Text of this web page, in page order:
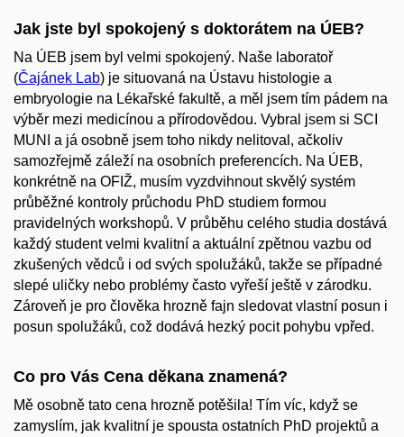
Jak jste byl spokojený s doktorátem na ÚEB?
Na ÚEB jsem byl velmi spokojený. Naše laboratoř
(Čajánek Lab) je situovaná na Ústavu histologie a
embryologie na Lékařské fakultě, a měl jsem tím pádem na
výběr mezi medicínou a přírodovědou. Vybral jsem si SCI
MUNI a já osobně jsem toho nikdy nelitoval, ačkoliv
samozřejmě záleží na osobních preferencích. Na ÚEB,
konkrétně na OFIŽ, musím vyzdvihnout skvělý systém
průběžné kontroly průchodu PhD studiem formou
pravidelných workshopů. V průběhu celého studia dostává
každý student velmi kvalitní a aktuální zpětnou vazbu od
zkušených vědců i od svých spolužáků, takže se případné
slepé uličky nebo problémy často vyřeší ještě v zárodku.
Zároveň je pro člověka hrozně fajn sledovat vlastní posun i
posun spolužáků, což dodává hezký pocit pohybu vpřed.
Co pro Vás Cena děkana znamená?
Mě osobně tato cena hrozně potěšila! Tím víc, když se
zamyslím, jak kvalitní je spousta ostatních PhD projektů a